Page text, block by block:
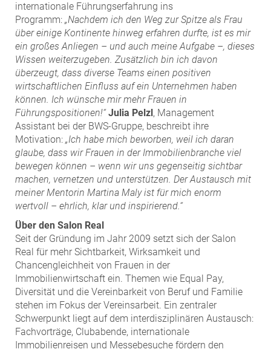
internationale Führungserfahrung ins
Programm: „Nachdem ich den Weg zur Spitze als Frau
über einige Kontinente hinweg erfahren durfte, ist es mir
ein großes Anliegen – und auch meine Aufgabe –, dieses
Wissen weiterzugeben. Zusätzlich bin ich davon
überzeugt, dass diverse Teams einen positiven
wirtschaftlichen Einfluss auf ein Unternehmen haben
können. Ich wünsche mir mehr Frauen in
Führungspositionen!“Julia Pelzl , Management
Assistant bei der BWS-Gruppe, beschreibt ihre
Motivation: „Ich habe mich beworben, weil ich daran
glaube, dass wir Frauen in der Immobilienbranche viel
bewegen können – wenn wir uns gegenseitig sichtbar
machen, vernetzen und unterstützen. Der Austausch mit
meiner Mentorin Martina Maly ist für mich enorm
wertvoll – ehrlich, klar und inspirierend.“
Über den Salon Real
Seit der Gründung im Jahr 2009 setzt sich der Salon
Real für mehr Sichtbarkeit, Wirksamkeit und
Chancengleichheit von Frauen in der
Immobilienwirtschaft ein. Themen wie Equal Pay,
Diversität und die Vereinbarkeit von Beruf und Familie
stehen im Fokus der Vereinsarbeit. Ein zentraler
Schwerpunkt liegt auf dem interdisziplinären Austausch:
Fachvorträge, Clubabende, internationale
Immobilienreisen und Messebesuche fördern den